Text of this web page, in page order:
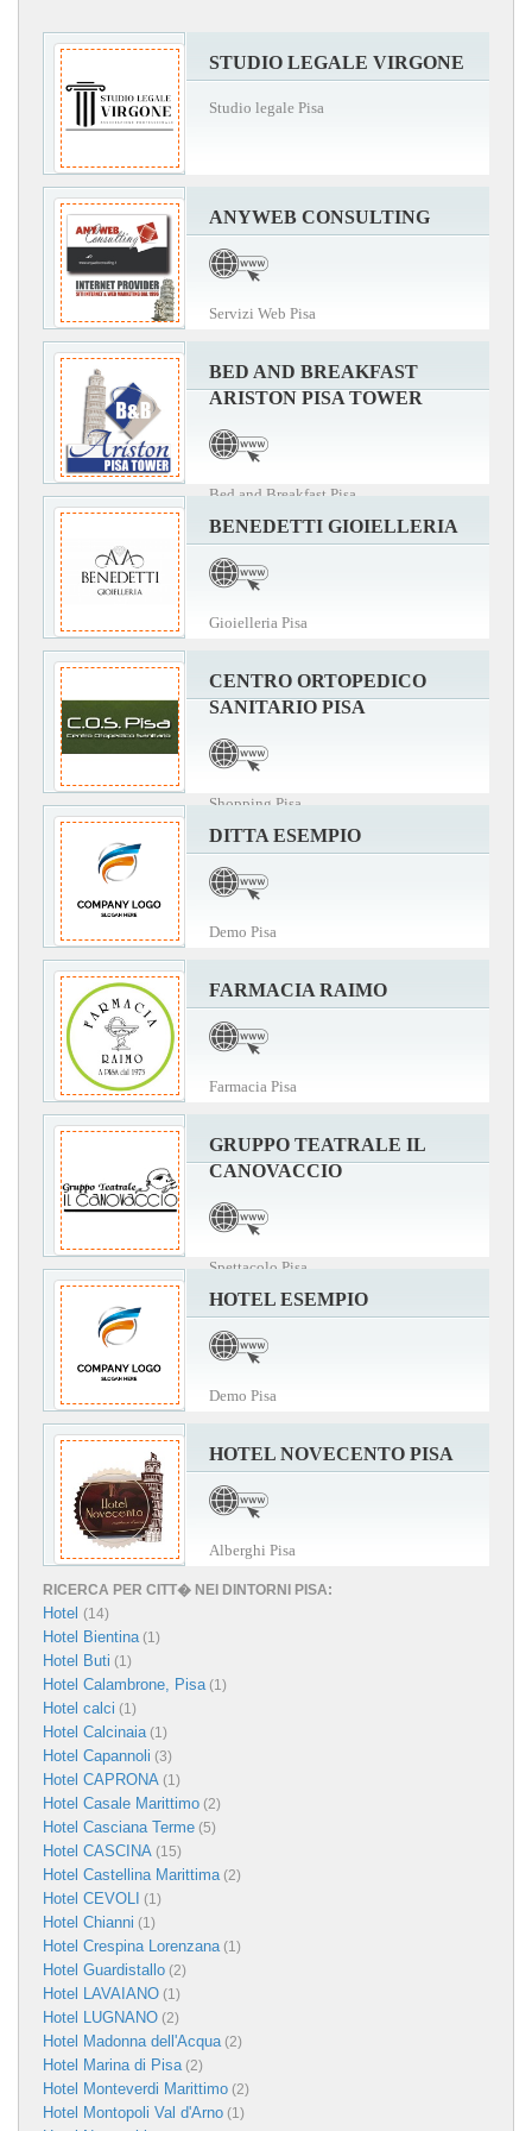
STUDIO LEGALE VIRGONE
Studio legale Pisa
ANYWEB CONSULTING
Servizi Web Pisa
BED AND BREAKFAST
ARISTON PISA TOWER
Bed and Breakfast Pisa
BENEDETTI GIOIELLERIA
Gioielleria Pisa
CENTRO ORTOPEDICO
SANITARIO PISA
Shopping Pisa
DITTA ESEMPIO
Demo Pisa
FARMACIA RAIMO
Farmacia Pisa
GRUPPO TEATRALE IL
CANOVACCIO
Spettacolo Pisa
HOTEL ESEMPIO
Demo Pisa
HOTEL NOVECENTO PISA
Alberghi Pisa
RICERCA PER CITT� NEI DINTORNI PISA:
Hotel (14)
Hotel Bientina(1)
Hotel Buti (1)
Hotel Calambrone, Pisa(1)
Hotel calci (1)
Hotel Calcinaia(1)
Hotel Capannoli (3)
Hotel CAPRONA (1)
Hotel Casale Marittimo (2)
Hotel Casciana Terme (5)
Hotel CASCINA (15)
Hotel Castellina Marittima(2)
Hotel CEVOLI (1)
Hotel Chianni (1)
Hotel Crespina Lorenzana(1)
Hotel Guardistallo (2)
Hotel LAVAIANO (1)
Hotel LUGNANO (2)
Hotel Madonna dell'Acqua(2)
Hotel Marina di Pisa(2)
Hotel Monteverdi Marittimo (2)
Hotel Montopoli Val d'Arno (1)